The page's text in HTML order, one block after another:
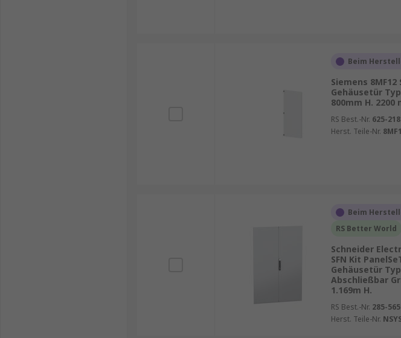
Beim
Siemens 8MF12
Gehäusetür
800mm H. 2200
RS Best.-Nr. 625-218
Herst. Teile-Nr.
Beim
RS Better World
Schneider
SFN Kit
Gehäusetür
Abschließbar
1.169m H.
RS Best.-Nr. 285-
Herst. Teile-Nr.